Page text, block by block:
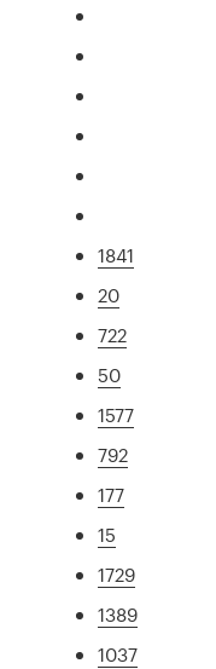
1841
20
722
50
1577
792
177
15
1729
1389
1037